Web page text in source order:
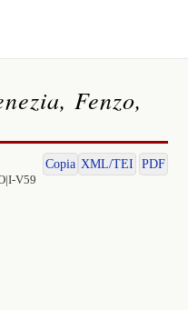
Fenzo,
V59
Copia XML/TEI PDF